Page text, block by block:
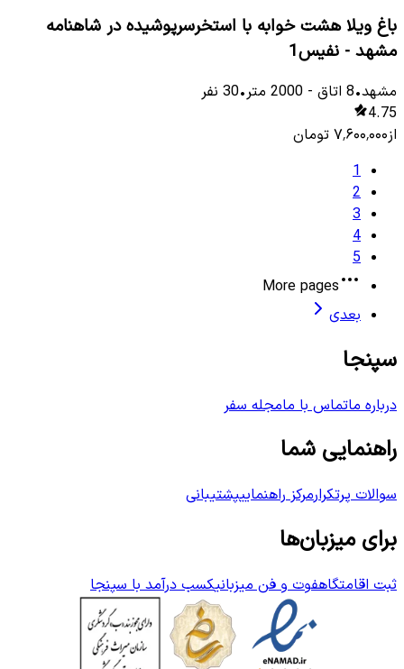
باغ ویلا هشت خوابه با استخرسرپوشیده در شاهنامه
مشهد - نفیس1
مشهد•
8 اتاق -
2000 متر•
30 نفر
4.75
از۷٬۶۰۰٬۰۰۰ تومان
1
2
3
4
5
More pages
بعدی
سپنجا
درباره ماتماس با مامجله سفر
راهنمایی شما
سوالات پرتکرارمرکز راهنماییپشتیبانی
برای میزبان‌ها
ثبت اقامتگاهفوت و فن میزبانیکسب درآمد با سپنجا